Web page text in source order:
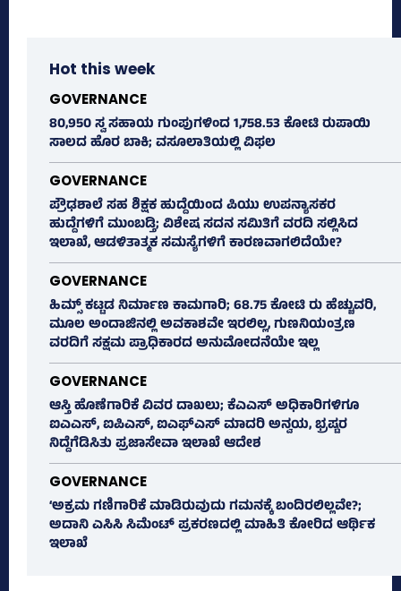
Hot this week
GOVERNANCE
80,950 ಸ್ವ ಸಹಾಯ ಗುಂಪುಗಳಿಂದ 1,758.53 ಕೋಟಿ ರುಪಾಯಿ
ಸಾಲದ ಹೊರ ಬಾಕಿ; ವಸೂಲಾತಿಯಲ್ಲಿ ವಿಫಲ
GOVERNANCE
ಪ್ರೌಢಶಾಲೆ ಸಹ ಶಿಕ್ಷಕ ಹುದ್ದೆಯಿಂದ ಪಿಯು ಉಪನ್ಯಾಸಕರ
ಹುದ್ದೆಗಳಿಗೆ ಮುಂಬಡ್ತಿ; ವಿಶೇಷ ಸದನ ಸಮಿತಿಗೆ ವರದಿ ಸಲ್ಲಿಸಿದ
ಇಲಾಖೆ, ಆಡಳಿತಾತ್ಮಕ ಸಮಸ್ಯೆಗಳಿಗೆ ಕಾರಣವಾಗಲಿದೆಯೇ?
GOVERNANCE
ಹಿಮ್ಸ್‌ ಕಟ್ಟಡ ನಿರ್ಮಾಣ ಕಾಮಗಾರಿ; 68.75 ಕೋಟಿ ರು ಹೆಚ್ಚುವರಿ,
ಮೂಲ ಅಂದಾಜಿನಲ್ಲಿ ಅವಕಾಶವೇ ಇರಲಿಲ್ಲ, ಗುಣನಿಯಂತ್ರಣ
ವರದಿಗೆ ಸಕ್ಷಮ ಪ್ರಾಧಿಕಾರದ ಅನುಮೋದನೆಯೇ ಇಲ್ಲ
GOVERNANCE
ಆಸ್ತಿ ಹೊಣೆಗಾರಿಕೆ ವಿವರ ದಾಖಲು; ಕೆಎಎಸ್ ಅಧಿಕಾರಿಗಳಿಗೂ
ಐಎಎಸ್‌, ಐಪಿಎಸ್‌, ಐಎಫ್‌ಎಸ್‌ ಮಾದರಿ ಅನ್ವಯ, ಭ್ರಷ್ಟರ
ನಿದ್ದೆಗೆಡಿಸಿತು ಪ್ರಜಾಸೇವಾ ಇಲಾಖೆ ಆದೇಶ
GOVERNANCE
‘ಅಕ್ರಮ ಗಣಿಗಾರಿಕೆ ಮಾಡಿರುವುದು ಗಮನಕ್ಕೆ ಬಂದಿರಲಿಲ್ಲವೇ?;
ಅದಾನಿ ಎಸಿಸಿ ಸಿಮೆಂಟ್ ಪ್ರಕರಣದಲ್ಲಿ ಮಾಹಿತಿ ಕೋರಿದ ಆರ್ಥಿಕ
ಇಲಾಖೆ